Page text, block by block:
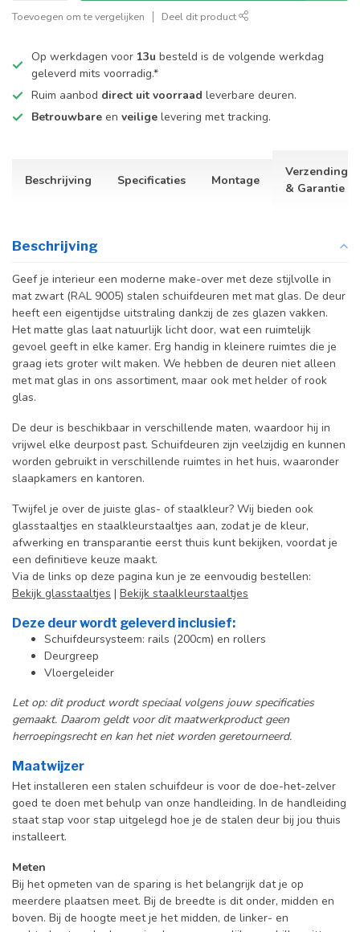
Toevoegen om te vergelijken Deel dit product
Op werkdagen voor 13u besteld is de volgende werkdag
geleverd mits voorradig.*
Ruim aanbod direct uit voorraad leverbare deuren.
Betrouwbare en veilige levering met tracking.
Beschrijving Specificaties Montage
Verzending
& Garantie
Beschrijving
Geef je interieur een moderne make-over met deze stijlvolle in
mat zwart (RAL 9005) stalen schuifdeuren met mat glas. De deur
heeft een eigentijdse uitstraling dankzij de zes glazen vakken.
Het matte glas laat natuurlijk licht door, wat een ruimtelijk
gevoel geeft in elke kamer. Erg handig in kleinere ruimtes die je
graag iets groter wilt maken. We hebben de deuren niet alleen
met mat glas in ons assortiment, maar ook met helder of rook
glas.
De deur is beschikbaar in verschillende maten, waardoor hij in
vrijwel elke deurpost past. Schuifdeuren zijn veelzijdig en kunnen
worden gebruikt in verschillende ruimtes in het huis, waaronder
slaapkamers en kantoren.
Twijfel je over de juiste glas- of staalkleur? Wij bieden ook
glasstaaltjes en staalkleurstaaltjes aan, zodat je de kleur,
afwerking en transparantie eerst thuis kunt bekijken, voordat je
een definitieve keuze maakt.
Via de links op deze pagina kun je ze eenvoudig bestellen:
Bekijk glasstaaltjes | Bekijk staalkleurstaaltjes
Deze deur wordt geleverd inclusief:
Schuifdeursysteem: rails (200cm) en rollers
Deurgreep
Vloergeleider
Let op: dit product wordt speciaal volgens jouw specificaties
gemaakt. Daarom geldt voor dit maatwerkproduct geen
herroepingsrecht en kan het niet worden geretourneerd.
Maatwijzer
Het installeren een stalen schuifdeur is voor de doe-het-zelver
goed te doen met behulp van onze handleiding. In de handleiding
staat stap voor stap uitgelegd hoe je de stalen deur bij jou thuis
installeert.
Meten
Bij het opmeten van de sparing is het belangrijk dat je op
meerdere plaatsen meet. Bij de breedte is dit onder, midden en
boven. Bij de hoogte meet je het midden, de linker- en